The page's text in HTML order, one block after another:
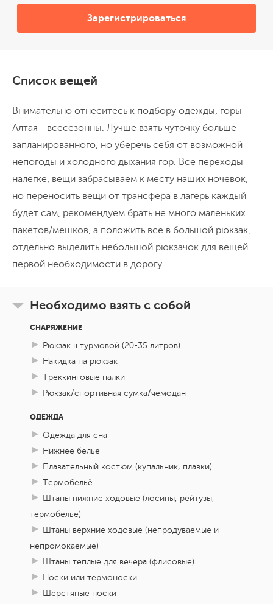
желанию, этот день можно провести на
базе и неспешно отдохнуть. Вечером
и посмотрим петроглифы, которые
остановимся на рынке, чтобы купить
сувениры – алтайский чай из трав,
варенье, пастилу и шерстяные изделия.
Дорога будет долгой, по плану мы
приедем в Горно-Алтайск после обеда,
поэтому советуем запланировать вылет на
следующий день.
Продолжительная остановка, кафе по пути
Экскурсия к Петроглифам
задержаться
Зарегистрироваться
Список вещей
Внимательно отнеситесь к подбору одежды, горы
Алтая - всесезонны. Лучше взять чуточку больше
запланированного, но уберечь себя от возможной
непогоды и холодного дыхания гор. Все переходы
налегке, вещи забрасываем к месту наших ночевок,
но переносить вещи от трансфера в лагерь каждый
будет сам, рекомендуем брать не много маленьких
пакетов/мешков, а положить все в большой рюкзак,
отдельно выделить небольшой рюкзачок для вещей
первой необходимости в дорогу.
Необходимо взять с собой
СНАРЯЖЕНИЕ
Рюкзак штурмовой (20-35 литров)
Накидка на рюкзак
Треккинговые палки
Рюкзак/спортивная сумка/чемодан
ОДЕЖДА
Одежда для сна
Нижнее бельё
Плавательный костюм (купальник, плавки)
Термобельё
Штаны нижние ходовые (лосины, рейтузы,
термобельё)
Штаны верхние ходовые (непродуваемые и
непромокаемые)
Штаны теплые для вечера (флисовые)
Носки или термоноски
Шерстяные носки